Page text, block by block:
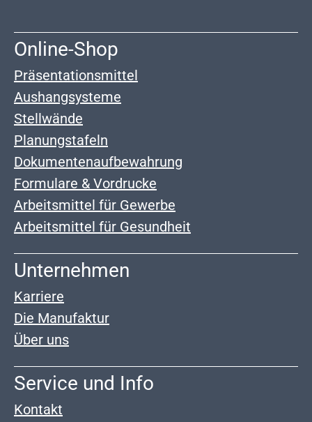
Online-Shop
Präsentationsmittel
Aushangsysteme
Stellwände
Planungstafeln
Dokumentenaufbewahrung
Formulare & Vordrucke
Arbeitsmittel für Gewerbe
Arbeitsmittel für Gesundheit
Unternehmen
Karriere
Die Manufaktur
Über uns
Service und Info
Kontakt